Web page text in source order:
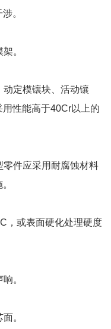
。
。
动定模镶块、活动镶
性能高于40Cr以上的
件应采用耐腐蚀材料
，或表面硬化处理硬度
。
。